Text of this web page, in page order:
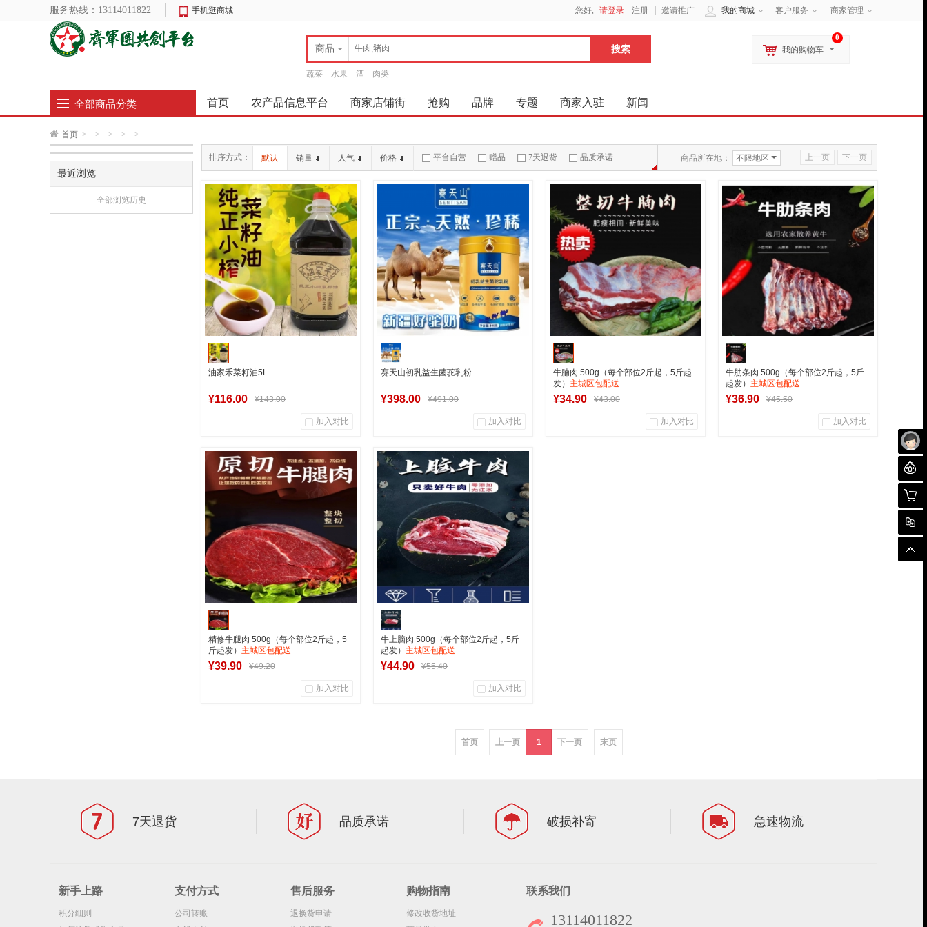
未
聊
购物
对
顶
服务热线： 13114011822 手机逛商城 客户服务 商家管理
我的商城
您好, 请登录 注册 邀请推广
商品
蔬菜 水果 酒 肉类
0
我的购物车
全部商品分类 首页 农产品信息平台 商家店铺街 抢购 品牌 专题 商家入驻 新闻
首页 > > > > >
最近浏览
全部浏览历史
上一页 下一页
排序方式： 默认 销量 人气 价格 平台自营 赠品 7天退货 品质承诺
破损补寄 急速物流
商品所在地： 不限地区
油家禾菜籽油5L
¥116.00 ¥143.00
加入对比
商品销量
用户评论
军创中心
赛天山初乳益生菌驼乳粉
¥398.00 ¥491.00
加入对比
商品销量
用户评论
军创中心
加入购物车
牛腩肉 500g（每个部位2斤起，5斤起
发） 主城区包配送
¥34.90 ¥43.00
加入对比
牛肋条肉 500g（每个部位2斤起，5斤
起发） 主城区包配送
¥36.90 ¥45.50
加入对比
精修牛腿肉 500g（每个部位2斤起，5
斤起发） 主城区包配送
¥39.90 ¥49.20
加入对比
牛上脑肉 500g（每个部位2斤起，5斤
起发） 主城区包配送
¥44.90 ¥55.40
加入对比
用户评论
首页 上一页 1 下一页 末页
7天退货 品质承诺 破损补寄 急速物流
新手上路
积分细则
支付方式
公司转账
售后服务
退换货申请
购物指南
修改收货地址
联系我们
13114011822